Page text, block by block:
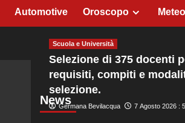
Automotive Oroscopo Meteo
News
Scuola e Università
Selezione di 375 docenti
requisiti, compiti e
selezione.
Germana Bevilacqua 7 Agosto 2026 :